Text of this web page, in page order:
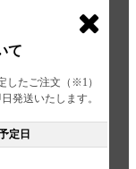
て
したご注文（※1）
発送いたします。
定日